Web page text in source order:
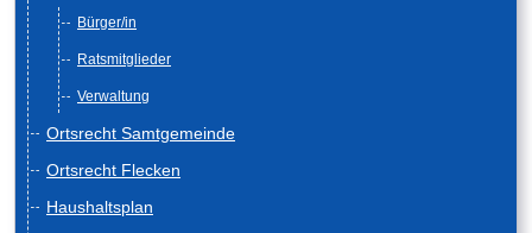
Bürger/in
Ratsmitglieder
Verwaltung
Ortsrecht Samtgemeinde
Ortsrecht Flecken
Haushaltsplan